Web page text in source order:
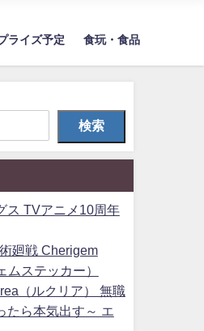
ライズ予定 食玩・食品
検索
ス TVアニメ10周年
廻戦 Cherigem
ムステッカー）
（ルクリア） 無職
たら本気出す～ エ